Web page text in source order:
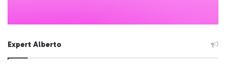
Expert Alberto